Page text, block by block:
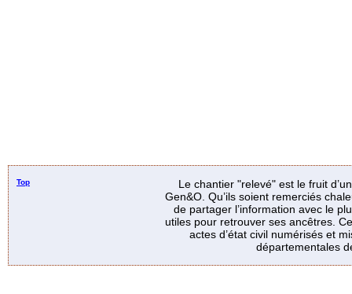
Top
Le chantier "relevé" est le fruit
Gen&O. Qu’ils soient remerciés
de partager l’information avec le
utiles pour retrouver ses ancêtres.
actes d’état civil numérisés et
départementales